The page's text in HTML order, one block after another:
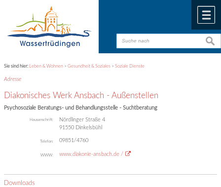
Sie sind hier: Leben & Wohnen >Gesundheit & Soziales >Soziale Dienste
Adresse
Diakonisches Werk Ansbach - Außenstellen
Psychosoziale Beratungs- und Behandlungsstelle - Suchtberatung
Hausanschrift:
Nördlinger Straße 4
91550 Dinkelsbühl
Telefon: 09851/4760
WWW: www.diakonie-ansbach.de /
Downloads